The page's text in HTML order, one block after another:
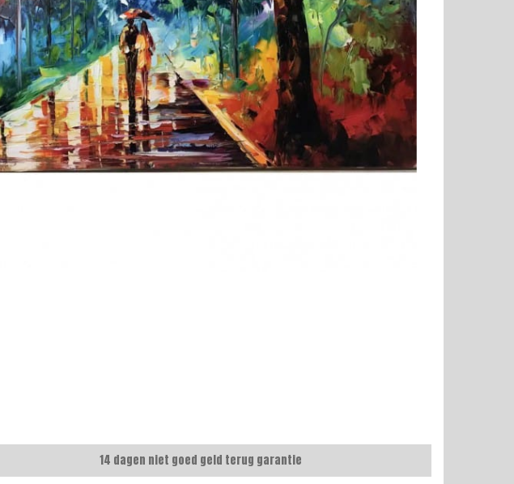
14 dagen niet goed geld terug garantie